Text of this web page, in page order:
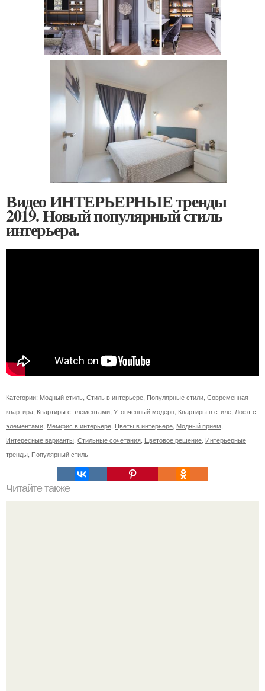
Видео ИНТЕРЬЕРНЫЕ тренды
2019. Новый популярный стиль
интерьера.
Категории: Модный стиль Стиль в интерьере Популярные стили Современная
квартира Квартиры с элементами Утонченный модерн Квартиры в стиле Лофт с
элементами Мемфис в интерьере Цветы в интерьере Модный приём
Интересные варианты Стильные сочетания Цветовое решение Интерьерные
тренды Популярный стиль
Читайте также